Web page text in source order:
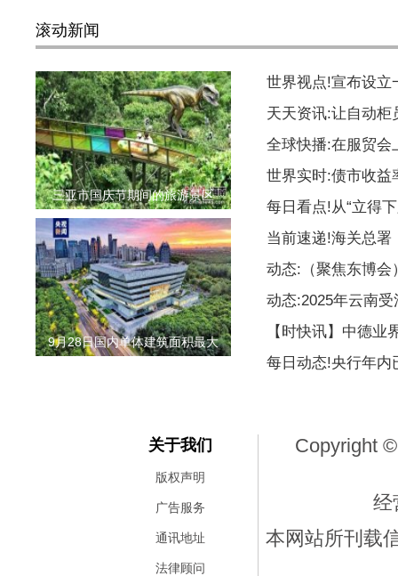
滚动新闻
三亚市国庆节期间的旅游景区
9月28日国内单体建筑面积最大
世界视点!宣布设立
天天资讯:让自动柜
全球快播:在服贸会
世界实时:债市收益
每日看点!从“立得
当前速递!海关总署
动态:（聚焦东博会
动态:2025年云南
【时快讯】中德
每日动态!央行年内
关于我们
版权声明
广告服务
通讯地址
法律顾问
Copyright
经
本网站所刊载